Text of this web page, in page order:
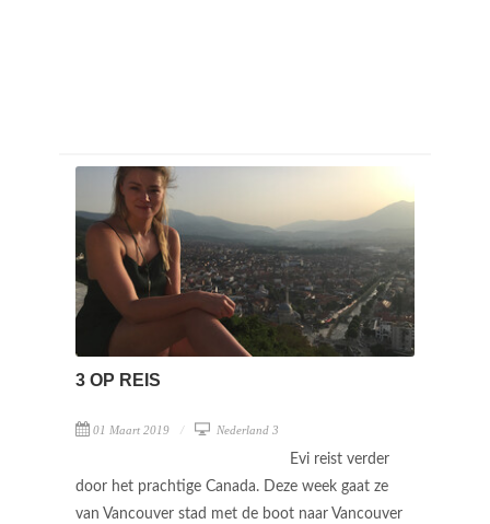
3 OP REIS
01 Maart 2019 Nederland 3
Evi reist verder
door het prachtige Canada. Deze week gaat ze
van Vancouver stad met de boot naar Vancouver